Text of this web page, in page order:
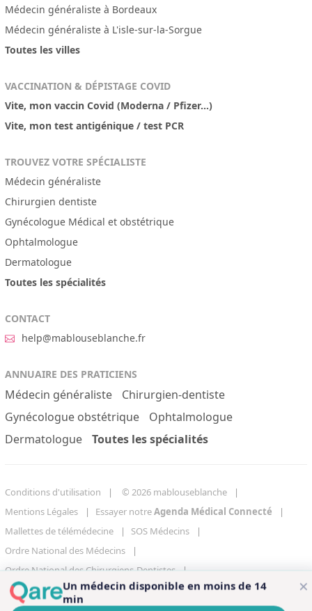
Un médecin disponible en moins de 14
min
×
Médecin généraliste à Bordeaux
Médecin généraliste à L'isle-sur-la-Sorgue
Toutes les villes
VACCINATION & DÉPISTAGE COVID
Vite, mon vaccin Covid (Moderna / Pfizer...)
Vite, mon test antigénique / test PCR
TROUVEZ VOTRE SPÉCIALISTE
Médecin généraliste
Chirurgien dentiste
Gynécologue Médical et obstétrique
Ophtalmologue
Dermatologue
Toutes les spécialités
CONTACT
help@mablouseblanche.fr
ANNUAIRE DES PRATICIENS
Médecin généraliste
Chirurgien-dentiste
Gynécologue obstétrique
Ophtalmologue
Dermatologue
Toutes les spécialités
Conditions d'utilisation
© 2026 mablouseblanche
Mentions Légales
Essayer notreAgenda Médical Connecté
Mallettes de télémédecine
SOS Médecins
Ordre National des Médecins
Ordre National des Chirurgiens-Dentistes
Centre de gestion des cookies